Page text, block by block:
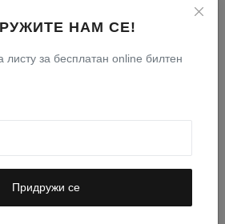
НАМ СЕ!
листу за бесплатан online билтен
Придружи се